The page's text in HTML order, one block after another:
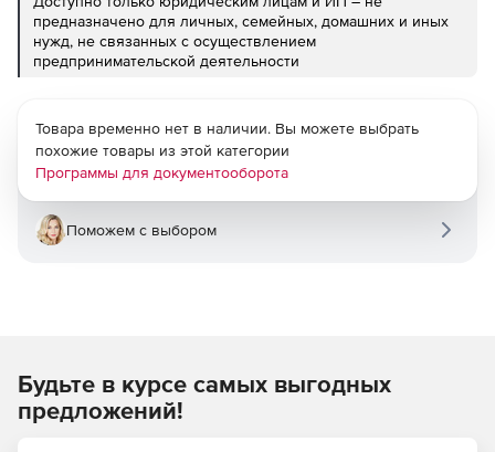
предназначено для личных, семейных, домашних и иных
нужд, не связанных с осуществлением
предпринимательской деятельности
Товара временно нет в наличии. Вы можете выбрать
похожие товары из этой категории
Программы для документооборота
Поможем с выбором
Будьте в курсе самых выгодных
предложений!